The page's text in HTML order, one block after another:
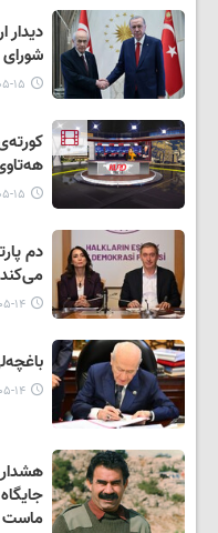
۱۴۰۵-
۱۴۰۵-
دم
می‌کند
۱۴۰۵-
۱۴۰۵-
ماست